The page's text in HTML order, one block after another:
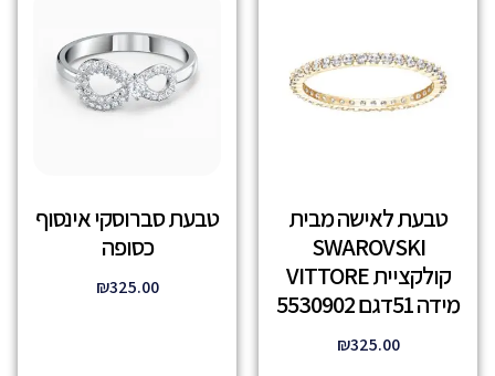
טבעת לאישה מבית
SWAROVSKI
קולקציית VITTORE
מידה 51דגם 5530902
₪325.00
טבעת סברוסקי אינסוף
כסופה
₪325.00